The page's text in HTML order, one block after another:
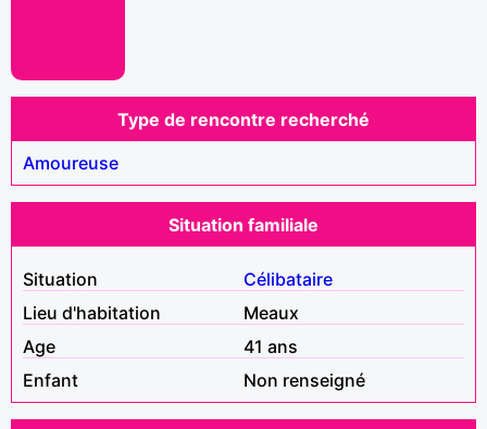
Type de rencontre recherché
Amoureuse
Situation familiale
Situation
Célibataire
Lieu d'habitation
Meaux
Age
41 ans
Enfant
Non renseigné